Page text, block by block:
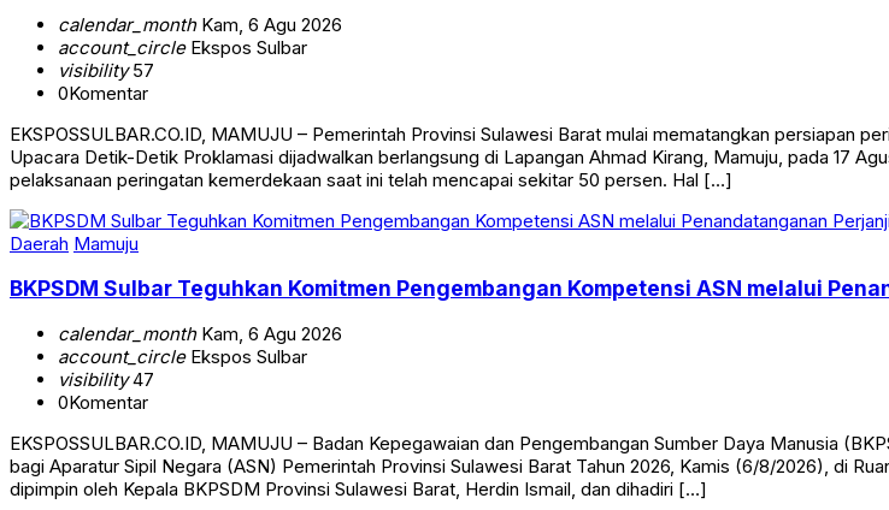
calendar_monthKam, 6 Agu 2026
account_circleEkspos Sulbar
visibility57
0Komentar
EKSPOSSULBAR.CO.ID, MAMUJU – Pemerintah Provinsi Sulawesi Barat mulai mematangkan persiapan
Upacara Detik-Detik Proklamasi dijadwalkan berlangsung di Lapangan Ahmad Kirang, Mamuju, pada 17
pelaksanaan peringatan kemerdekaan saat ini telah mencapai sekitar 50 persen. Hal […]
Daerah Mamuju
BKPSDM Sulbar Teguhkan Komitmen Pengembangan Kompetensi ASN melalui
calendar_monthKam, 6 Agu 2026
account_circleEkspos Sulbar
visibility47
0Komentar
EKSPOSSULBAR.CO.ID, MAMUJU – Badan Kepegawaian dan Pengembangan Sumber Daya Manusia
bagi Aparatur Sipil Negara (ASN) Pemerintah Provinsi Sulawesi Barat Tahun 2026, Kamis (6/8/2026), di
dipimpin oleh Kepala BKPSDM Provinsi Sulawesi Barat, Herdin Ismail, dan dihadiri […]